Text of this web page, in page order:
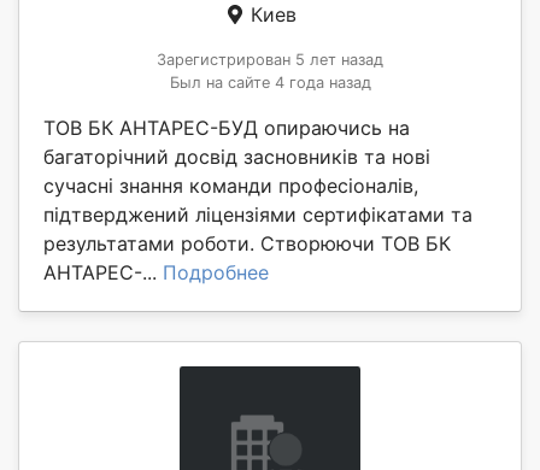
Киев
Зарегистрирован 5 лет назад
Был на сайте 4 года назад
ТОВ БК АНТАРЕС-БУД опираючись на
багаторічний досвід засновників та нові
сучасні знання команди професіоналів,
підтверджений ліцензіями сертифікатами та
результатами роботи. Створюючи ТОВ БК
АНТАРЕС-... Подробнее